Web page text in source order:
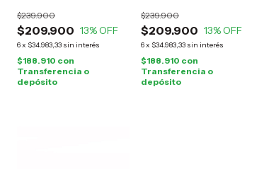
$209.900
$239.900
13% OFF
6x $34.983,33 sin interés
$188.910 con
Transferencia o
depósito
$209.900
$239.900
13% OFF
6x $34.983,33 sin interés
$188.910 con
Transferencia o
depósito